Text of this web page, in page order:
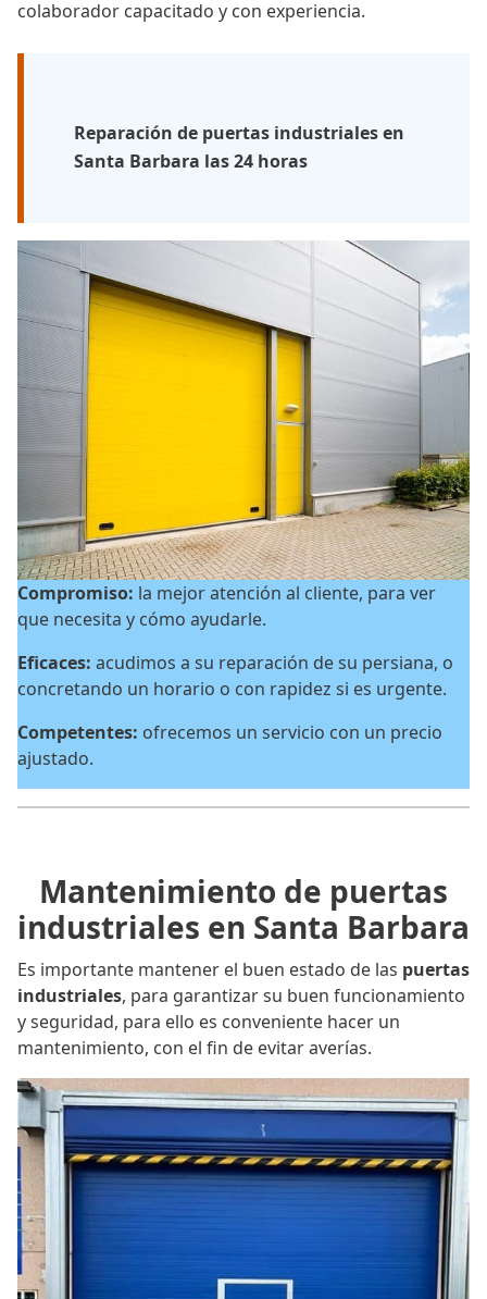
colaborador capacitado y con experiencia.
Reparación de puertas industriales en
Santa Barbara las 24 horas
Compromiso: la mejor atención al cliente, para ver
que necesita y cómo ayudarle.
Eficaces: acudimos a su reparación de su persiana, o
concretando un horario o con rapidez si es urgente.
Competentes: ofrecemos un servicio con un precio
ajustado.
Mantenimiento de puertas
industriales en Santa Barbara
Es importante mantener el buen estado de las puertas
industriales, para garantizar su buen funcionamiento
y seguridad, para ello es conveniente hacer un
mantenimiento, con el fin de evitar averías.